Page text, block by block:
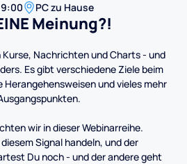
PC zu Hause
Meinung?!
Nachrichten und Charts - und
Es gibt verschiedene Ziele beim
und vieles mehr
wir in dieser Webinarreihe.
Signal handeln, und der
Du noch - und der andere geht